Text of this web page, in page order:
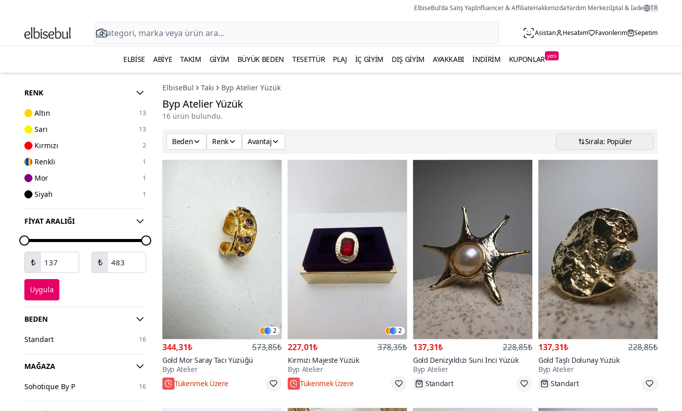
ElbiseBul'da Satış YapInfluencer & AffiliateHakkımızdaYardım Merkeziİptal & İade TR
Asistan Hesabım Favorilerim Sepetim
ELBISE ABIYE TAKIM GIYIM BÜYÜK BEDEN TESETTÜR PLAJ İÇ GIYIM DIŞ GIYIM AYAKKABI İNDIRIM KUPONLAR yeni
RENK
Altın 13
Sarı 13
Kırmızı 2
Renkli 1
Mor 1
Siyah 1
FIYAT ARALIĞI
₺ ₺
Uygula
BEDEN
Standart 16
MAĞAZA
Sohotique By P 16
ElbiseBul Takı Byp Atelier Yüzük
Byp Atelier Yüzük
16 ürün bulundu.
Beden Renk Avantaj Sırala: Popüler
2
344,31₺ 573,85₺
Gold Mor Saray Tacı Yüzüğü
Byp Atelier
Tükenmek Üzere
2
227,01₺ 378,35₺
Kırmızı Majeste Yüzük
Byp Atelier
Tükenmek Üzere
137,31₺ 228,85₺
Gold Denizyıldızı Suni İnci Yüzük
Byp Atelier
Standart
137,31₺ 228,85₺
Gold Taşlı Dolunay Yüzük
Byp Atelier
Standart